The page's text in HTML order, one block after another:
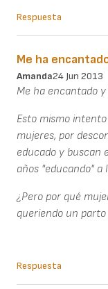
Respuesta
Me ha
Amanda24 Jun 2013
Me ha encantado
Esto mismo
mujeres, por
educado y buscan
años "educando" a
¿Pero por qué
queriendo un parto
Respuesta